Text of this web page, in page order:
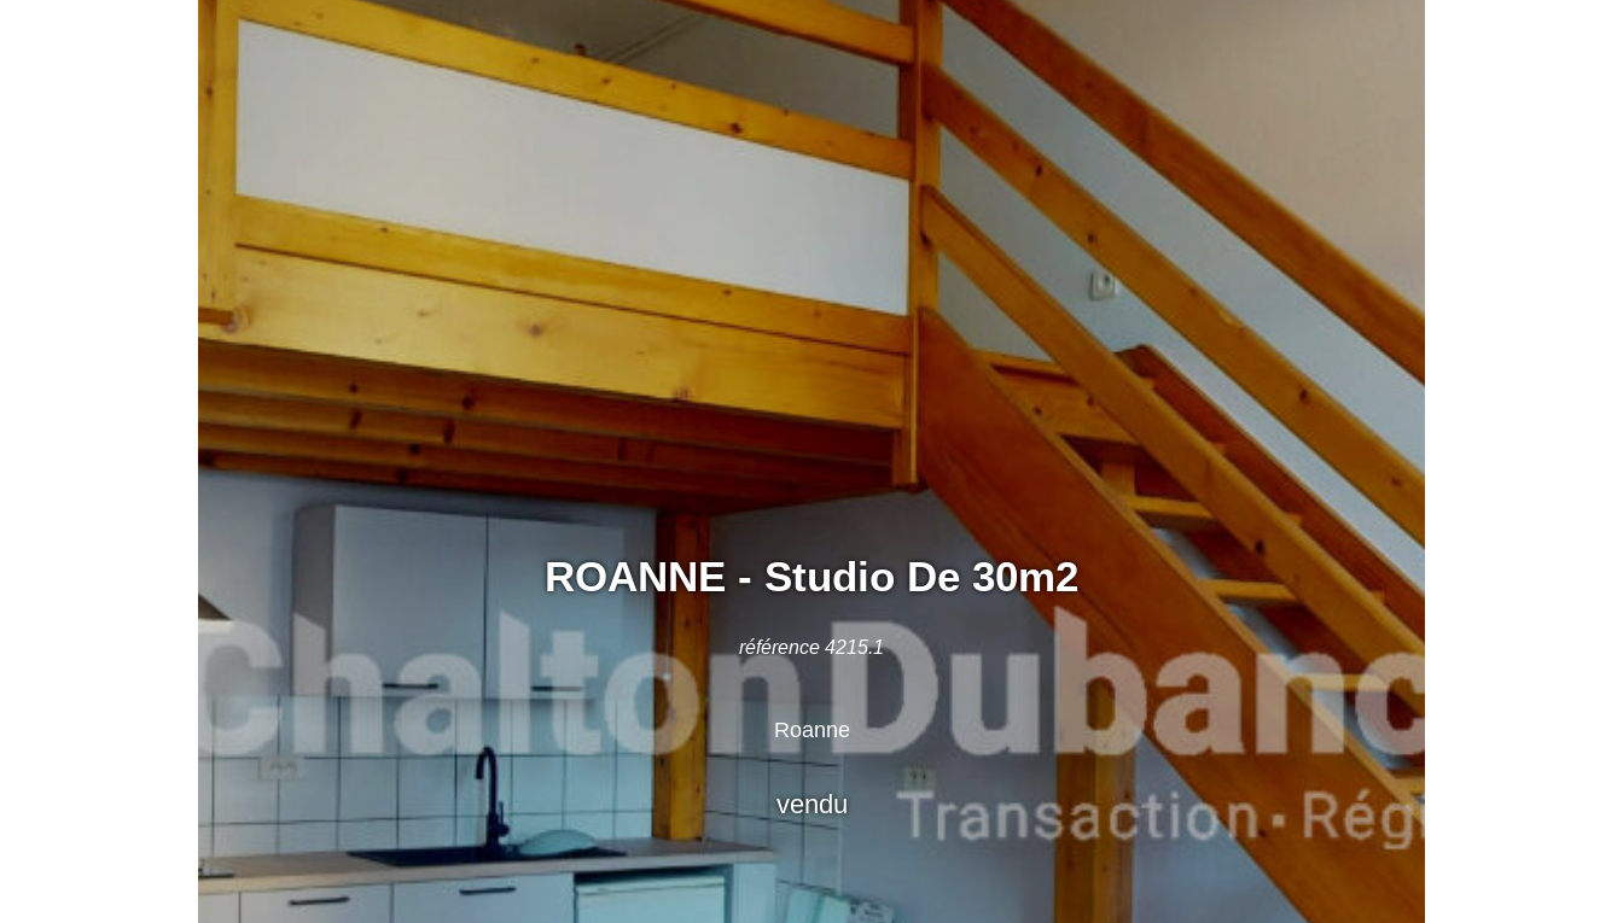
ROANNE - Studio De 30m2
référence 4215.1
Roanne
vendu